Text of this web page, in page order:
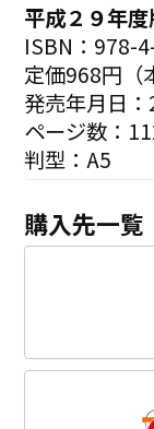
平成２９年
ISBN：978-
定価968円（
発売年月日
ページ数：
判型：A5
購入先一覧